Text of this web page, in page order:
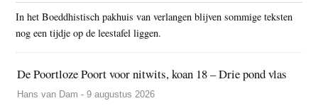
In het Boeddhistisch pakhuis van verlangen blijven sommige teksten
nog een tijdje op de leestafel liggen.
De Poortloze Poort voor nitwits, koan 18 – Drie pond vlas
Hans van Dam - 9 augustus 2026